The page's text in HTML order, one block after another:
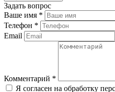
Задать вопрос
Ваше имя *
Телефон *
Email
Комментарий *
Я согласен на обработку